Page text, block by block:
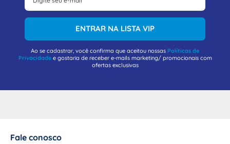
ENTRAR NA LISTA VIP
Ao se cadastrar, você confirma que aceitou nossas Políticas de
Privacidadee gostaria de receber e-mails marketing/ promocionais com
ofertas exclusivas
Fale conosco